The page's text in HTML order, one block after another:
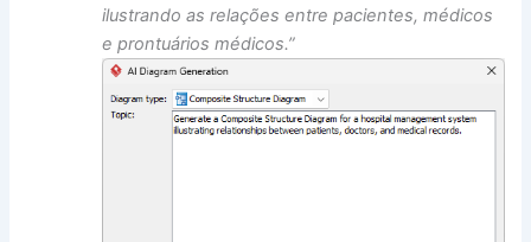
ilustrando as relações entre pacientes, médicos
e prontuários médicos.”